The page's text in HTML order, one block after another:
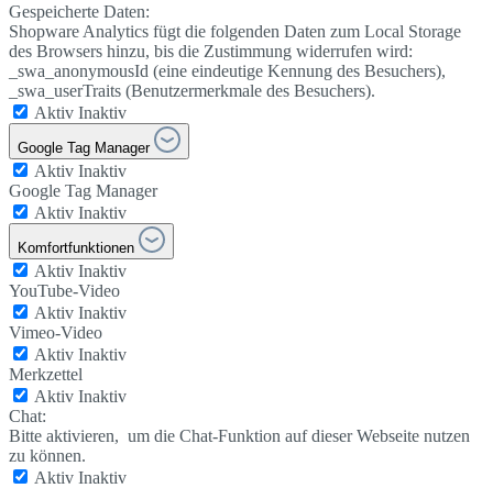
Gespeicherte Daten:
Shopware Analytics fügt die folgenden Daten zum Local Storage
des Browsers hinzu, bis die Zustimmung widerrufen wird:
_swa_anonymousId (eine eindeutige Kennung des Besuchers),
_swa_userTraits (Benutzermerkmale des Besuchers).
Aktiv Inaktiv
Google Tag Manager
Aktiv Inaktiv
Google Tag Manager
Aktiv Inaktiv
Komfortfunktionen
Aktiv Inaktiv
YouTube-Video
Aktiv Inaktiv
Vimeo-Video
Aktiv Inaktiv
Merkzettel
Aktiv Inaktiv
Chat:
Bitte aktivieren, um die Chat-Funktion auf dieser Webseite nutzen
zu können.
Aktiv Inaktiv